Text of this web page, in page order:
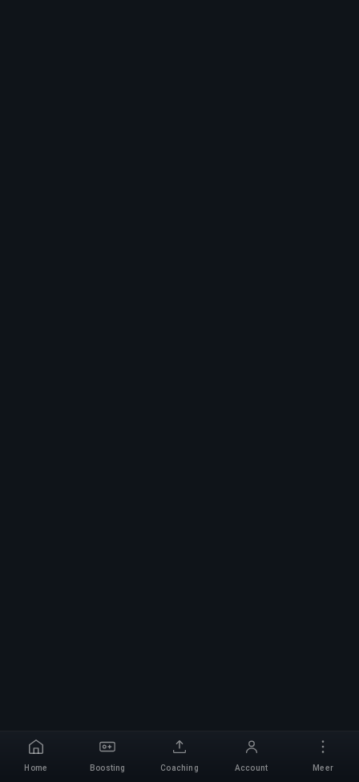
Home Boosting Coaching Account Meer